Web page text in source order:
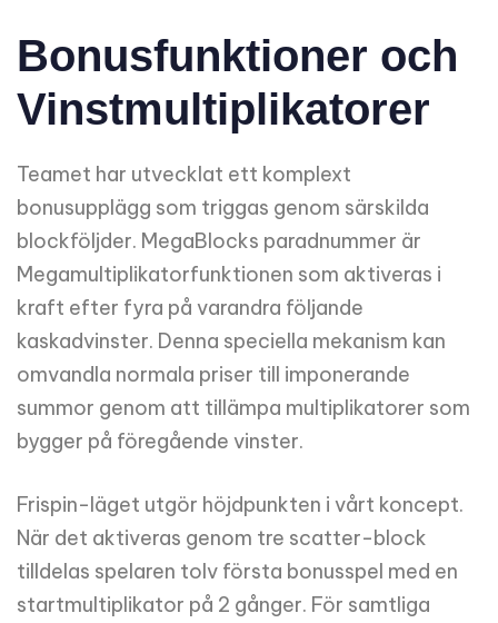
Bonusfunktioner och
Vinstmultiplikatorer
Teamet har utvecklat ett komplext
bonusupplägg som triggas genom särskilda
blockföljder. MegaBlocks paradnummer är
Megamultiplikatorfunktionen som aktiveras i
kraft efter fyra på varandra följande
kaskadvinster. Denna speciella mekanism kan
omvandla normala priser till imponerande
summor genom att tillämpa multiplikatorer som
bygger på föregående vinster.
Frispin-läget utgör höjdpunkten i vårt koncept.
När det aktiveras genom tre scatter-block
tilldelas spelaren tolv första bonusspel med en
startmultiplikator på 2 gånger. För samtliga